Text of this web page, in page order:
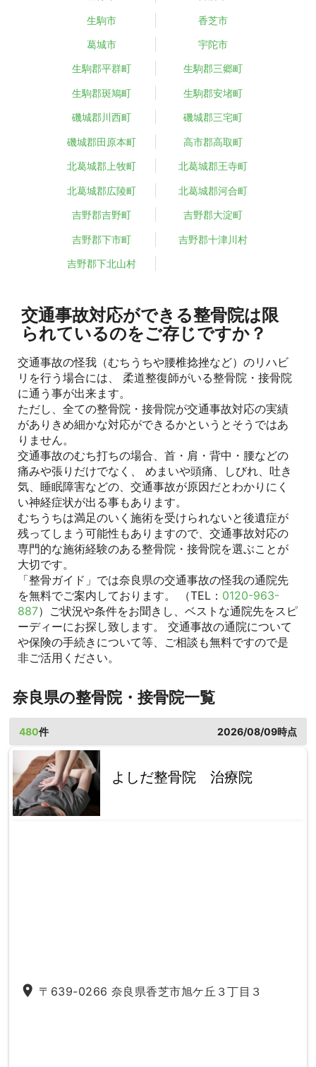
生駒市 香芝市
葛城市 宇陀市
生駒郡平群町 生駒郡三郷町
生駒郡斑鳩町 生駒郡安堵町
磯城郡川西町 磯城郡三宅町
磯城郡田原本町 高市郡高取町
北葛城郡上牧町 北葛城郡王寺町
北葛城郡広陵町 北葛城郡河合町
吉野郡吉野町 吉野郡大淀町
吉野郡下市町 吉野郡十津川村
吉野郡下北山村
交通事故対応ができる整骨院は限
られているのをご存じですか？
交通事故の怪我（むちうちや腰椎捻挫など）のリハビ
リを行う場合には、 柔道整復師がいる整骨院・接骨院
に通う事が出来ます。
ただし、全ての整骨院・接骨院が交通事故対応の実績
がありきめ細かな対応ができるかというとそうではあ
りません。
交通事故のむち打ちの場合、首・肩・背中・腰などの
痛みや張りだけでなく、 めまいや頭痛、しびれ、吐き
気、睡眠障害などの、交通事故が原因だとわかりにく
い神経症状が出る事もあります。
むちうちは満足のいく施術を受けられないと後遺症が
残ってしまう可能性もありますので、交通事故対応の
専門的な施術経験のある整骨院・接骨院を選ぶことが
大切です。
「整骨ガイド」では奈良県の交通事故の怪我の通院先
を無料でご案内しております。 （TEL： 0120-963-
887）ご状況や条件をお聞きし、ベストな通院先をスピ
ーディーにお探し致します。 交通事故の通院について
や保険の手続きについて等、ご相談も無料ですので是
非ご活用ください。
奈良県の整骨院・接骨院一覧
480件 2026/08/09時点
よしだ整骨院 治療院
place 〒639-0266 奈良県香芝市旭ケ丘３丁目３